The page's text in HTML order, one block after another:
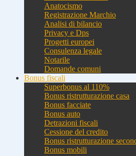
Anatocismo
Registrazione Marchio
Analisi di bilancio
Privacy e Dps
Progetti europei
Consulenza legale
Notarile
Domande comuni
Bonus fiscali
Superbonus al 110%
Bonus ristrutturazione casa
Bonus facciate
Bonus auto
Detrazioni fiscali
Cessione del credito
Bonus ristrutturazione
Bonus mobili